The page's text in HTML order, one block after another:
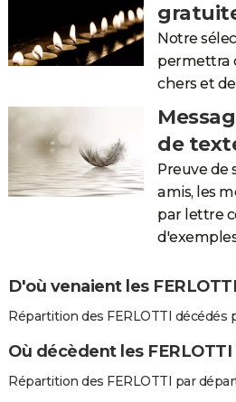
Notre
permettra
chers et
de
Preuve de
amis, les
par lettre
D'où venaient les
Répartition des FERLOTTI décédés
Où décèdent les FERLOTTI
Répartition des FERLOTTI par